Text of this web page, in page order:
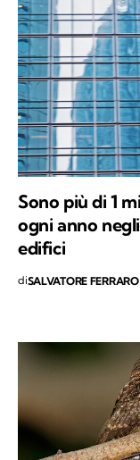
Sono più di 1
ogni anno
edifici
diSALVATORE FERRARO